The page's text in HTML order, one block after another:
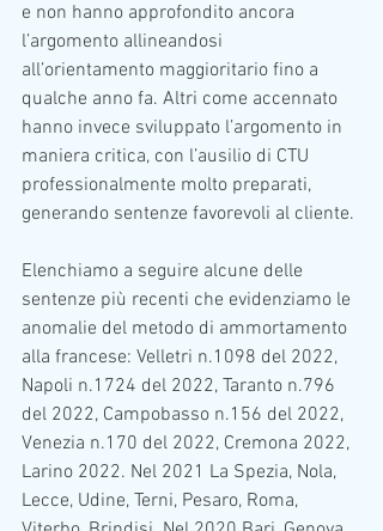
e non hanno approfondito ancora
l’argomento allineandosi
all’orientamento maggioritario fino a
qualche anno fa. Altri come accennato
hanno invece sviluppato l’argomento in
maniera critica, con l’ausilio di CTU
professionalmente molto preparati,
generando sentenze favorevoli al cliente.
Elenchiamo a seguire alcune delle
sentenze più recenti che evidenziamo le
anomalie del metodo di ammortamento
alla francese: Velletri n.1098 del 2022,
Napoli n.1724 del 2022, Taranto n.796
del 2022, Campobasso n.156 del 2022,
Venezia n.170 del 2022, Cremona 2022,
Larino 2022. Nel 2021 La Spezia, Nola,
Lecce, Udine, Terni, Pesaro, Roma,